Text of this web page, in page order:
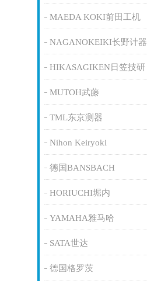
MAEDA KOKI前田工机
NAGANOKEIKI长野计器
HIKASAGIKEN日笠技研
MUTOH武藤
TML东京测器
Nihon Keiryoki
德国BANSBACH
HORIUCHI堀内
YAMAHA雅马哈
SATA世达
德国格罗茨